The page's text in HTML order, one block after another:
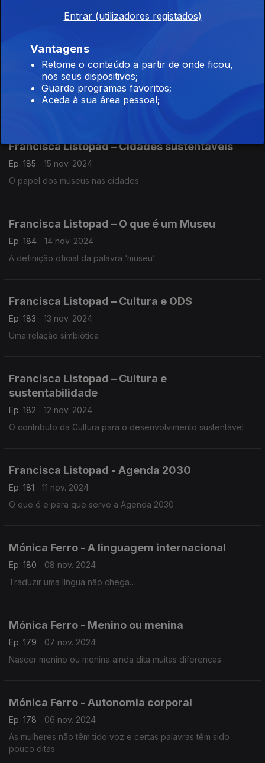
Carlos Bobone - Alfarrabista
Ep. 186
18 nov. 2024
A distinção entre alfarrabista e livreiro
Francisca Listopad – Cidades sustentáveis
Ep. 185
15 nov. 2024
O papel dos museus nas cidades
Francisca Listopad – O que é um Museu
Ep. 184
14 nov. 2024
A definição oficial da palavra ‘museu’
Francisca Listopad – Cultura e ODS
Ep. 183
13 nov. 2024
Uma relação simbiótica
Francisca Listopad – Cultura e
sustentabilidade
Ep. 182
12 nov. 2024
O contributo da Cultura para o desenvolvimento sustentável
Francisca Listopad - Agenda 2030
Ep. 181
11 nov. 2024
O que é e para que serve a Agenda 2030
Mónica Ferro - A linguagem internacional
Ep. 180
08 nov. 2024
Traduzir uma língua não chega…
Mónica Ferro - Menino ou menina
Ep. 179
07 nov. 2024
Nascer menino ou menina ainda dita muitas diferenças
Mónica Ferro - Autonomia corporal
Ep. 178
06 nov. 2024
As mulheres não têm tido voz e certas palavras têm sido
pouco ditas
Entrar (utilizadores registados)
Vantagens
Retome o conteúdo a partir de onde ficou,
nos seus dispositivos;
Guarde programas favoritos;
Aceda à sua área pessoal;